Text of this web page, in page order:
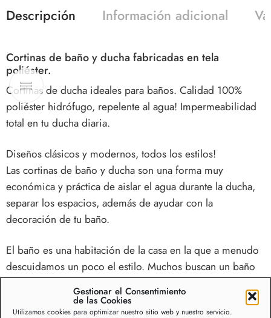
Gestionar el Consentimiento
de las Cookies
Utilizamos cookies para optimizar nuestro sitio web y nuestro servicio.
Descripción Información adicional
Cortinas de baño y ducha fabricadas en tela
poliéster.
Cortinas de ducha ideales para baños. Calidad 100%
poliéster hidrófugo, repelente al agua! Impermeabilidad
total en tu ducha diaria.
Diseños clásicos y modernos, todos los estilos!
Lascortinas de baño y duchason una forma muy
económica y práctica de aislar el agua durante la ducha,
separar los espacios, además de ayudar con la
decoración de tu baño.
El baño es una habitación de la casa en la que a menudo
descuidamos un poco el estilo. Muchos buscan un baño
funcional, de buenos materiales y calidad, cuya limpieza
no sea una tarea complicada.